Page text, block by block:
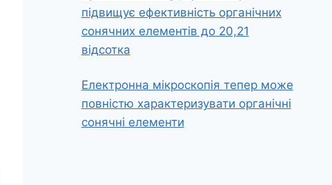
підвищує ефективність органічних
сонячних елементів до 20,21
відсотка
Електронна мікроскопія тепер може
повністю характеризувати органічні
сонячні елементи